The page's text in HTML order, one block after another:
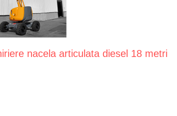
nacela articulata diesel 18 metri